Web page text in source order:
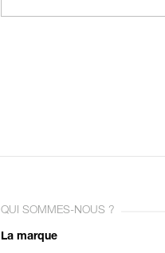
QUI SOMMES-NOUS ?
La marque